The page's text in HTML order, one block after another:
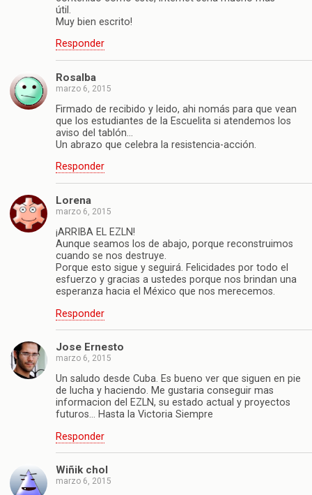
útil.
Muy bien escrito!
Responder
Rosalba
marzo 6, 2015
Firmado de recibido y leido, ahi nomás para que vean
que los estudiantes de la Escuelita si atendemos los
aviso del tablón…
Un abrazo que celebra la resistencia-acción.
Responder
Lorena
marzo 6, 2015
¡ARRIBA EL EZLN!
Aunque seamos los de abajo, porque reconstruimos
cuando se nos destruye.
Porque esto sigue y seguirá. Felicidades por todo el
esfuerzo y gracias a ustedes porque nos brindan una
esperanza hacia el México que nos merecemos.
Responder
Jose Ernesto
marzo 6, 2015
Un saludo desde Cuba. Es bueno ver que siguen en pie
de lucha y haciendo. Me gustaria conseguir mas
informacion del EZLN, su estado actual y proyectos
futuros… Hasta la Victoria Siempre
Responder
Wiñik chol
marzo 6, 2015